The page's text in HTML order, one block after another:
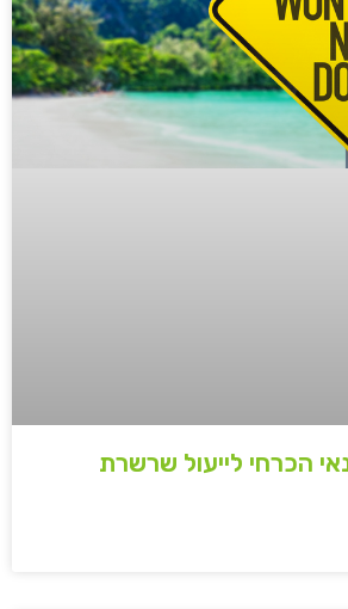
הכרחי לייעול שרשרת